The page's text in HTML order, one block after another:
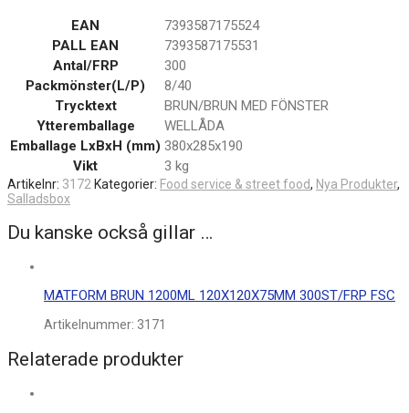
EAN
7393587175524
PALL EAN
7393587175531
Antal/FRP
300
Packmönster(L/P)
8/40
Trycktext
BRUN/BRUN MED FÖNSTER
Ytteremballage
WELLÅDA
Emballage LxBxH (mm) 380x285x190
Vikt
3 kg
Artikelnr: 3172 Kategorier: Food service & street food, Nya Produkter,
Salladsbox
Du kanske också gillar …
MATFORM BRUN 1200ML 120X120X75MM 300ST/FRP FSC
Artikelnummer: 3171
Relaterade produkter